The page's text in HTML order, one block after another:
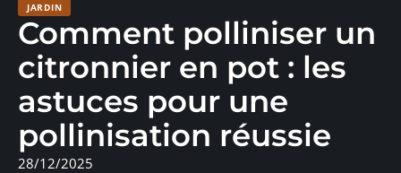
JARDIN
Comment polliniser un
citronnier en pot : les
astuces pour une
pollinisation réussie
28/12/2025